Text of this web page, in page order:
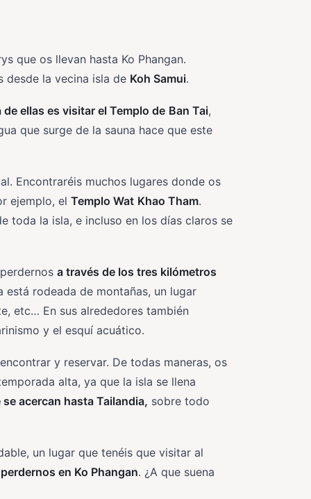
que os llevan hasta Ko Phangan.
desde la vecina isla de Koh Samui.
ellas es visitar elTemplo de Ban Tai,
que surge de la sauna hace que este
Encontraréis muchos lugares donde os
ejemplo, el Templo Wat Khao Tham.
toda la isla, e incluso en los días claros se
a través de los tres kilómetros
está rodeada de montañas, un lugar
etc… En sus alrededores también
y el esquí acuático.
y reservar. De todas maneras, os
alta, ya que la isla se llena
acercan hasta Tailandia, sobre todo
un lugar que tenéis que visitar al
en Ko Phangan. ¿A que suena